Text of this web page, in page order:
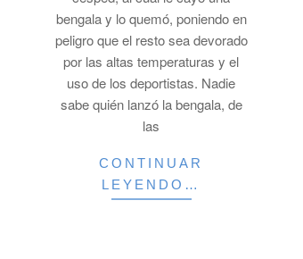
bengala y lo quemó, poniendo en
peligro que el resto sea devorado
por las altas temperaturas y el
uso de los deportistas. Nadie
sabe quién lanzó la bengala, de
las
CONTINUAR
LEYENDO…